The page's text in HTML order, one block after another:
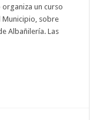
organiza un curso
sobre
Albañilería. Las